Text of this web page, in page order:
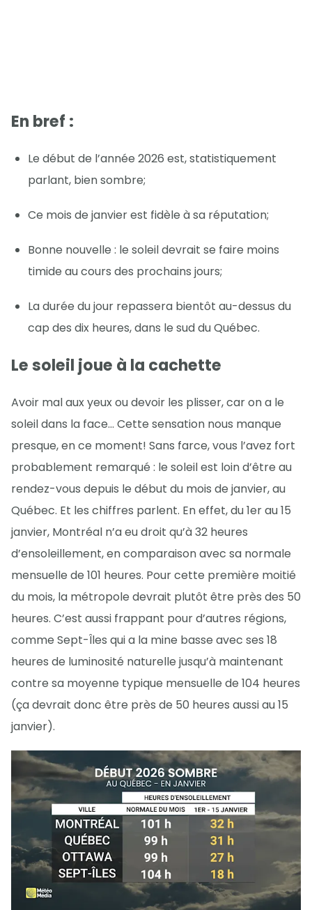
En bref :
Le début de l’année 2026 est, statistiquement
parlant, bien sombre;
Ce mois de janvier est fidèle à sa réputation;
Bonne nouvelle : le soleil devrait se faire moins
timide au cours des prochains jours;
La durée du jour repassera bientôt au-dessus du
cap des dix heures, dans le sud du Québec.
Le soleil joue à la cachette
Avoir mal aux yeux ou devoir les plisser, car on a le
soleil dans la face… Cette sensation nous manque
presque, en ce moment! Sans farce, vous l’avez fort
probablement remarqué : le soleil est loin d’être au
rendez-vous depuis le début du mois de janvier, au
Québec. Et les chiffres parlent. En effet, du 1er au 15
janvier, Montréal n’a eu droit qu’à 32 heures
d’ensoleillement, en comparaison avec sa normale
mensuelle de 101 heures. Pour cette première moitié
du mois, la métropole devrait plutôt être près des 50
heures. C’est aussi frappant pour d’autres régions,
comme Sept-Îles qui a la mine basse avec ses 18
heures de luminosité naturelle jusqu’à maintenant
contre sa moyenne typique mensuelle de 104 heures
(ça devrait donc être près de 50 heures aussi au 15
janvier).